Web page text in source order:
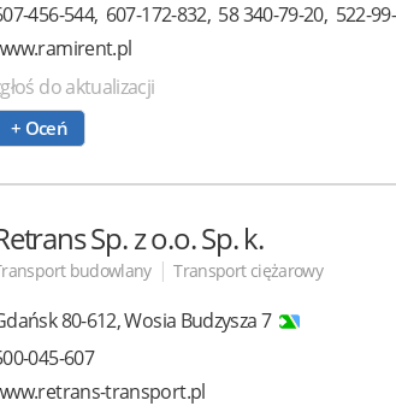
456-544 607-172-832 58 340-79-20 522-
do aktualizacji
+ Oceń
Sp. z o.o. Sp. k.
budowlany | Transport ciężarowy
80-612,Wosia Budzysza 7
045-607
transport.pl